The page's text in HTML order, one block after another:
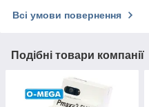
Всі умови повернення
Подібні товари компанії